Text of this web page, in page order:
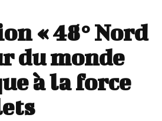
« 48° Nord
du monde
à la force